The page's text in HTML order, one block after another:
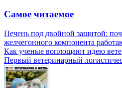
Самое читаемое
Печень под двойной защитой:
желчегонного компонента
Как ученые воплощают идею
Первый ветеринарный